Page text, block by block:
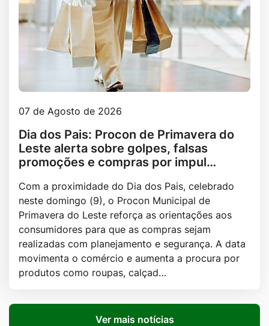
07 de Agosto de 2026
Dia dos Pais: Procon de Primavera do
Leste alerta sobre golpes, falsas
promoções e compras por impul…
Com a proximidade do Dia dos Pais, celebrado
neste domingo (9), o Procon Municipal de
Primavera do Leste reforça as orientações aos
consumidores para que as compras sejam
realizadas com planejamento e segurança. A data
movimenta o comércio e aumenta a procura por
produtos como roupas, calçad…
Ver mais notícias